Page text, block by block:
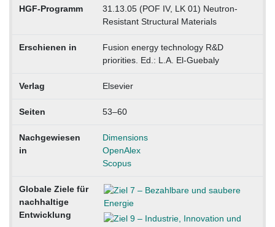
HGF-Programm
31.13.05 (POF IV, LK 01) Neutron-
Resistant Structural Materials
Erschienen in
Fusion energy technology R&D
priorities. Ed.: L.A. El-Guebaly
Verlag Elsevier
Seiten 53–60
Nachgewiesen
in
Dimensions
OpenAlex
Scopus
Globale Ziele für
nachhaltige
Entwicklung